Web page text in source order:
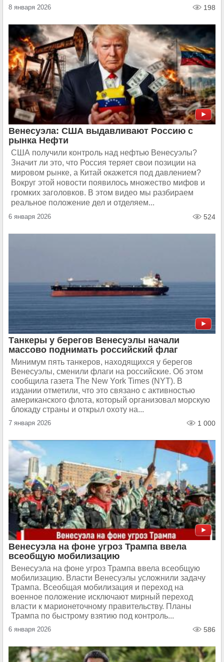
8 января 2026 198
Венесуэла: США выдавливают Россию с
рынка Нефти
США получили контроль над нефтью Венесуэлы?
Значит ли это, что Россия теряет свои позиции на
мировом рынке, а Китай окажется под давлением?
Вокруг этой новости появилось множество мифов и
громких заголовков. В этом видео мы разбираем
реальное положение дел и отделяем...
6 января 2026 524
Танкеры у берегов Венесуэлы начали
массово поднимать российский флаг
Минимум пять танкеров, находящихся у берегов
Венесуэлы, сменили флаги на российские. Об этом
сообщила газета The New York Times (NYT). В
издании отметили, что это связано с активностью
американского флота, который организовал морскую
блокаду страны и открыл охоту на...
7 января 2026 1 000
Венесуэла на фоне угроз Трампа ввела
всеобщую мобилизацию
Венесуэла на фоне угроз Трампа ввела всеобщую
мобилизацию. Власти Венесуэлы усложнили задачу
Трампа. Всеобщая мобилизация и переход на
военное положение исключают мирный переход
власти к марионеточному правительству. Планы
Трампа по быстрому взятию под контроль...
6 января 2026 586